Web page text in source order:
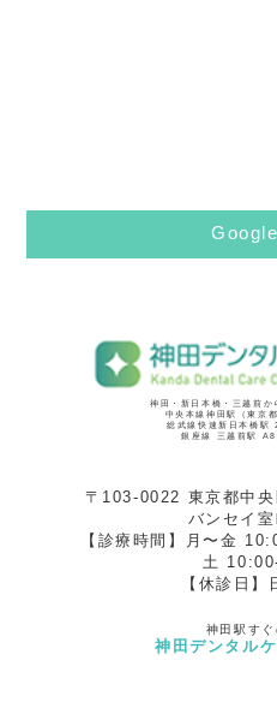
神田・新日本橋・三越前か
中央本線神田駅（東京
総武線快速新日本橋駅
銀座線 三越前駅 A8
〒103-0022 東京都中
バンセイ
【診療時間】月〜金
土 10:00-
【休診日】
神田駅す
神田デンタル